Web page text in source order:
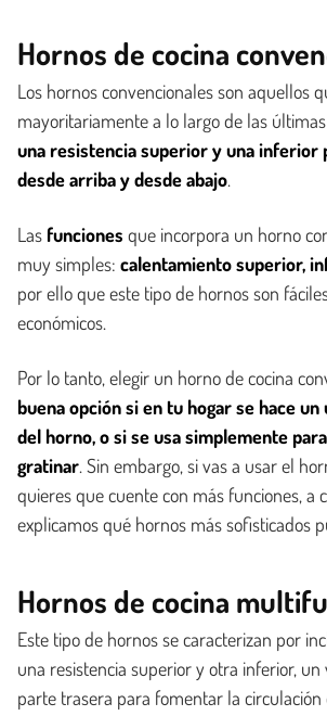
Hornos de cocina
Los hornos convencionales son aquellos
mayoritariamente a lo largo de las
una resistencia superior y una inferior
desde arriba y desde abajo.
Las funciones que incorpora un horno
muy simples: calentamiento superior,
por ello que este tipo de hornos son
económicos.
Por lo tanto, elegir un horno de cocina
buena opción si en tu hogar se hace
del horno, o si se usa simplemente
gratinar. Sin embargo, si vas a usar el
quieres que cuente con más funciones, a
explicamos qué hornos más sofisticados
Hornos de cocina
Este tipo de hornos se caracterizan por
una resistencia superior y otra inferior,
parte trasera para fomentar la circulación